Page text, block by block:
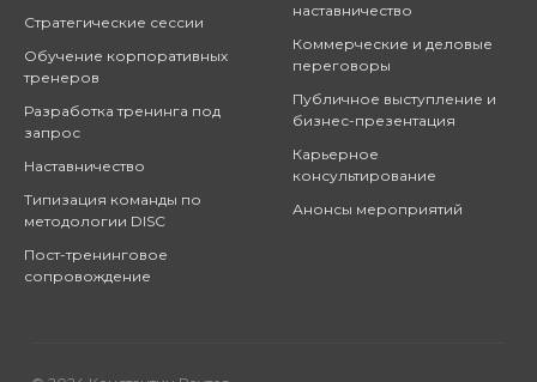
Стратегические сессии
Обучение корпоративных
тренеров
Разработка тренинга под
запрос
Наставничество
Типизация команды по
методологии DISC
Пост-тренинговое
сопровождение
наставничество
Коммерческие и деловые
переговоры
Публичное выступление и
бизнес-презентация
Карьерное
консультирование
Анонсы мероприятий